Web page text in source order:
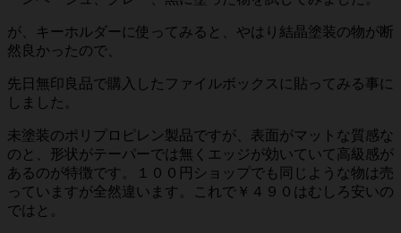
が、キーホルダーに使ってみると、やはり結晶塗装の物が断
然良かったので、
先日無印良品で購入したファイルボックスに貼ってみる事に
しました。
未塗装のポリプロピレン製品ですが、表面がマットな質感な
のと、形状がテーパーでは無くエッジが効いていて高級感が
あるのが特徴です。１００円ショップでも同じような物は売
っていますが全然違います。これで￥４９０はむしろ安いの
ではと。